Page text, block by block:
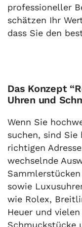
professioneller
schätzen Ihr
dass Sie den
Das Konzept
Uhren und
Wenn Sie
suchen, sind
richtigen
wechselnde
sowie
wie Rolex,
Heuer und
Schmuckstücke